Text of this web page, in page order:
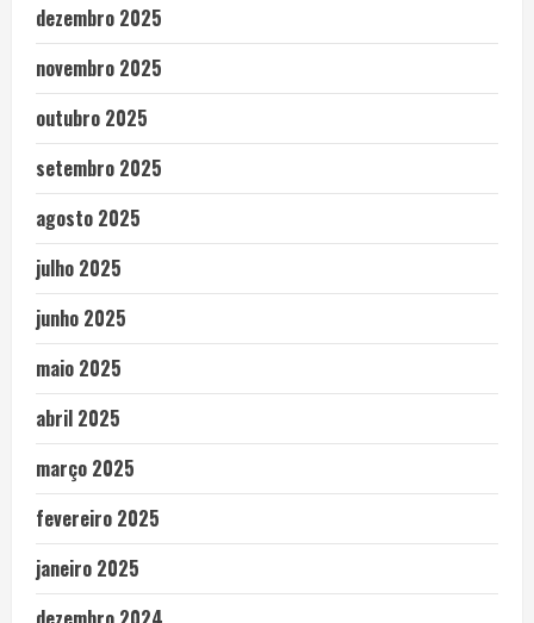
dezembro 2025
novembro 2025
outubro 2025
setembro 2025
agosto 2025
julho 2025
junho 2025
maio 2025
abril 2025
março 2025
fevereiro 2025
janeiro 2025